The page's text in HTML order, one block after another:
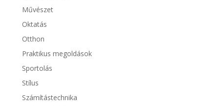
Művészet
Oktatás
Otthon
Praktikus megoldások
Sportolás
Stílus
Számítástechnika